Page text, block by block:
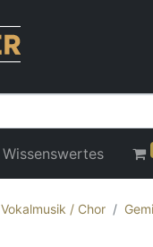
Wissenswertes
Vokalmusik / Chor